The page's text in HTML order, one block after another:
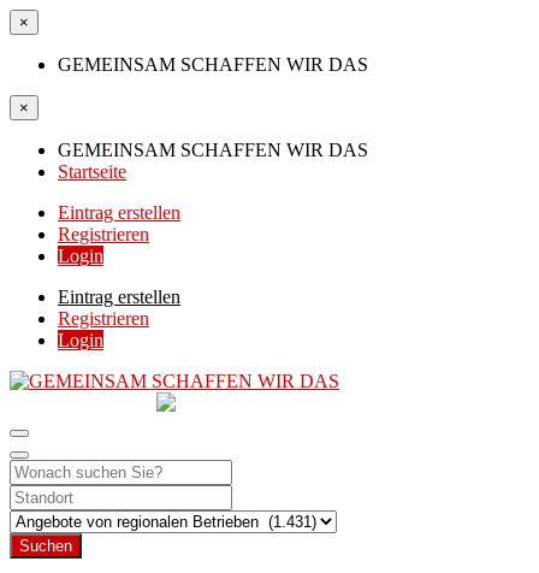
×
GEMEINSAM SCHAFFEN WIR DAS
×
GEMEINSAM SCHAFFEN WIR DAS
Startseite
Eintrag erstellen
Registrieren
Login
Eintrag erstellen
Registrieren
Login
Suchen